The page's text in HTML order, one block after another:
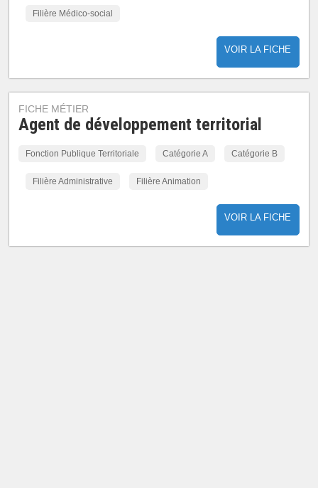
Filière Médico-social
VOIR LA FICHE
FICHE MÉTIER
Agent de développement territorial
Fonction Publique Territoriale Catégorie A Catégorie B
Filière Administrative Filière Animation
VOIR LA FICHE